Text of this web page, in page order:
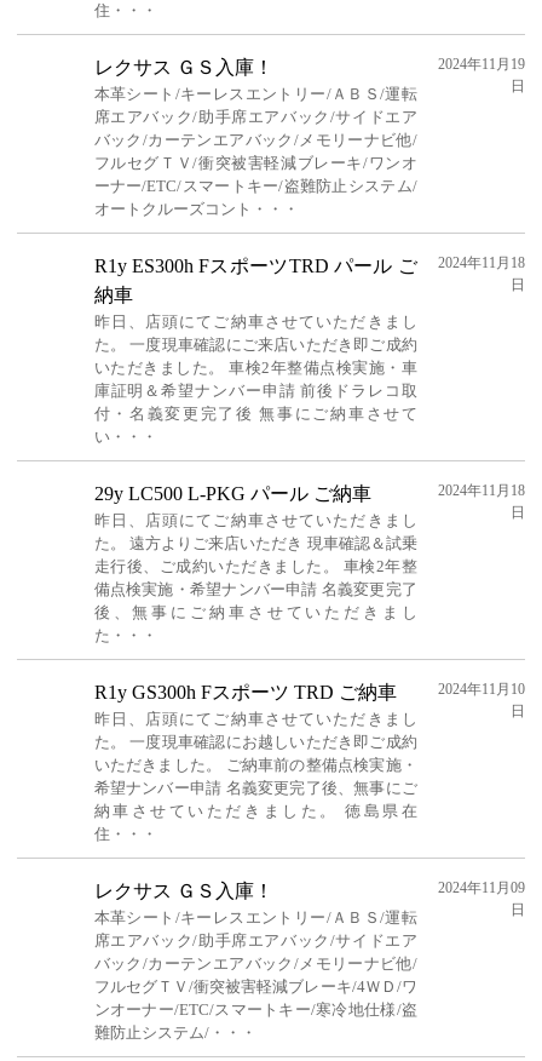
住・・・
レクサス ＧＳ入庫！
本革シート/キーレスエントリー/ＡＢＳ/運転
席エアバック/助手席エアバック/サイドエア
バック/カーテンエアバック/メモリーナビ他/
フルセグＴＶ/衝突被害軽減ブレーキ/ワンオ
ーナー/ETC/スマートキー/盗難防止システム/
オートクルーズコント・・・
2024年11月19
日
R1y ES300h FスポーツTRD パール ご
納車
昨日、店頭にてご納車させていただきまし
た。 一度現車確認にご来店いただき即ご成約
いただきました。 車検2年整備点検実施・車
庫証明＆希望ナンバー申請 前後ドラレコ取
付・名義変更完了後 無事にご納車させて
い・・・
2024年11月18
日
29y LC500 L-PKG パール ご納車
昨日、店頭にてご納車させていただきまし
た。 遠方よりご来店いただき 現車確認＆試乗
走行後、ご成約いただきました。 車検2年整
備点検実施・希望ナンバー申請 名義変更完了
後、無事にご納車させていただきまし
た・・・
2024年11月18
日
R1y GS300h Fスポーツ TRD ご納車
昨日、店頭にてご納車させていただきまし
た。 一度現車確認にお越しいただき即ご成約
いただきました。 ご納車前の整備点検実施・
希望ナンバー申請 名義変更完了後、無事にご
納車させていただきました。 徳島県在
住・・・
2024年11月10
日
レクサス ＧＳ入庫！
本革シート/キーレスエントリー/ＡＢＳ/運転
席エアバック/助手席エアバック/サイドエア
バック/カーテンエアバック/メモリーナビ他/
フルセグＴＶ/衝突被害軽減ブレーキ/4ＷＤ/ワ
ンオーナー/ETC/スマートキー/寒冷地仕様/盗
難防止システム/・・・
2024年11月09
日